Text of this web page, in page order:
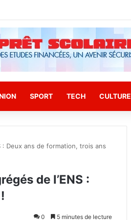
SPORT TECH CULTURE
Deux ans de formation, trois ans
de l’ENS :
0 5 minutes de lecture